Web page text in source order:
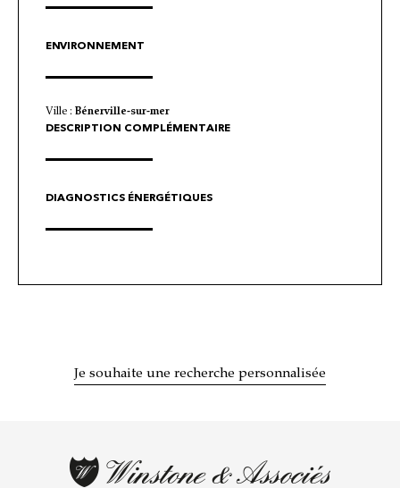
ENVIRONNEMENT
Ville : Bénerville-sur-mer
DESCRIPTION COMPLÉMENTAIRE
DIAGNOSTICS ÉNERGÉTIQUES
Je souhaite une recherche personnalisée